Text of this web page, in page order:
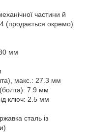
частини й
(продається окремо)
мм
макс.: 27.3 мм
(болта): 7.9 мм
ключ: 2.5 мм
сталь із